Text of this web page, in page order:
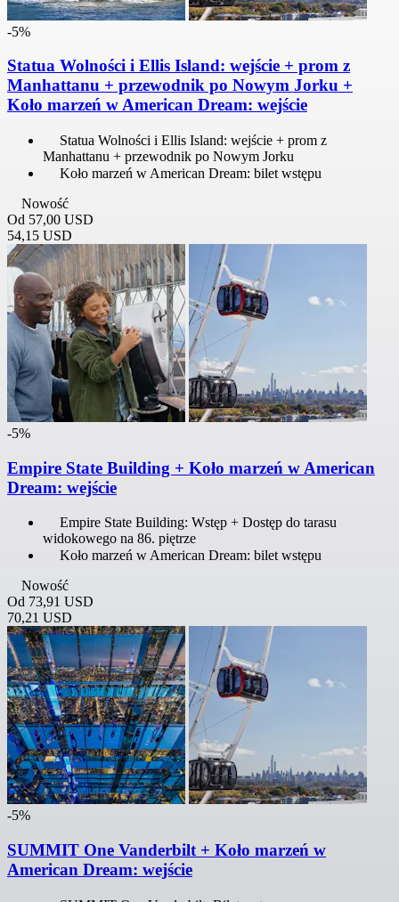
-5%
Statua Wolności i Ellis Island: wejście + prom z
Manhattanu + przewodnik po Nowym Jorku +
Koło marzeń w American Dream: wejście
Statua Wolności i Ellis Island: wejście + prom z
Manhattanu + przewodnik po Nowym Jorku
Koło marzeń w American Dream: bilet wstępu
Nowość
Od 57,00 USD
54,15 USD
-5%
Empire State Building + Koło marzeń w American
Dream: wejście
Empire State Building: Wstęp + Dostęp do tarasu
widokowego na 86. piętrze
Koło marzeń w American Dream: bilet wstępu
Nowość
Od 73,91 USD
70,21 USD
-5%
SUMMIT One Vanderbilt + Koło marzeń w
American Dream: wejście